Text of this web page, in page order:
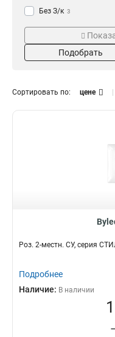
Без З/к 3
З/к 27
Подобрать
Сортировать по: цене
Роз. 2-местн. СУ, серия
Подробнее
Наличие: В наличии